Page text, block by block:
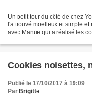
Un petit tour du côté de chez
l'a trouvé moelleux et simple et
avec Manue qui a réalisé les
Cookies noisettes,
Publié le 17/10/2017 à 19:09
Par Brigitte